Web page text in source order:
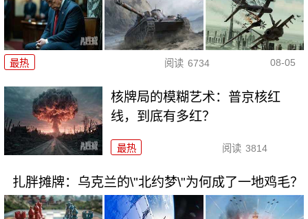
最热 阅读 6734 08-05
核牌局的模糊艺术：普京核红
线，到底有多红？
最热 阅读 3814
扎胖摊牌：乌克兰的\"北约梦\"为何成了一地鸡毛？